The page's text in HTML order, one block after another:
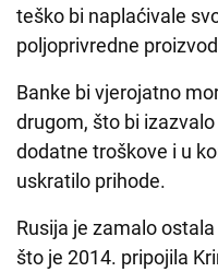
teško bi naplaćivale
poljoprivredne
Banke bi vjerojatno
drugom, što bi
dodatne troškove i u
uskratilo prihode.
Rusija je zamalo
što je 2014. pripojila